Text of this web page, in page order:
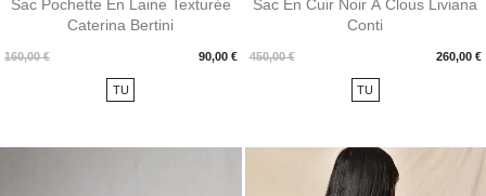
Sac Pochette En Laine Texturée
Caterina Bertini
160,00 € 90,00 €
Prix
TU
Sac En Cuir Noir À Clous Liviana
Conti
450,00 € 260,00 €
Prix
TU